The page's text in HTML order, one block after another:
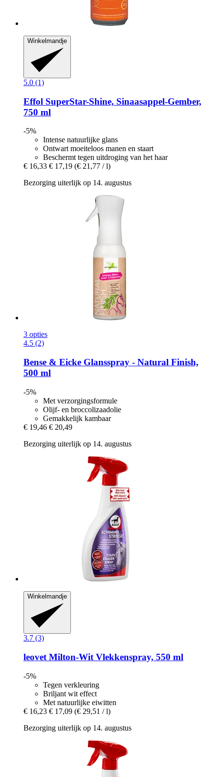
Winkelmandje
5.0 (1)
Effol SuperStar-​Shine, Sinaasappel-​Gember,
750 ml
-5%
Intense natuurlijke glans
Ontwart moeiteloos manen en staart
Beschermt tegen uitdroging van het haar
€ 16,33 € 17,19 (€ 21,77 / l)
Bezorging uiterlijk op 14. augustus
3 opties
4.5 (2)
Bense & Eicke Glansspray -​ Natural Finish,
500 ml
-5%
Met verzorgingsformule
Olijf- en broccolizaadolie
Gemakkelijk kambaar
€ 19,46 € 20,49
Bezorging uiterlijk op 14. augustus
Winkelmandje
3.7 (3)
leovet Milton-​Wit Vlekkenspray, 550 ml
-5%
Tegen verkleuring
Briljant wit effect
Met natuurlijke eiwitten
€ 16,23 € 17,09 (€ 29,51 / l)
Bezorging uiterlijk op 14. augustus